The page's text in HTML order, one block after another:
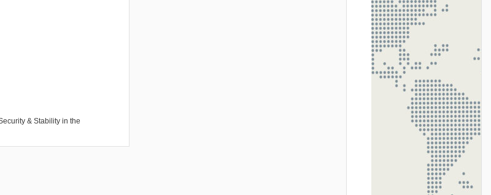
& Stability in the